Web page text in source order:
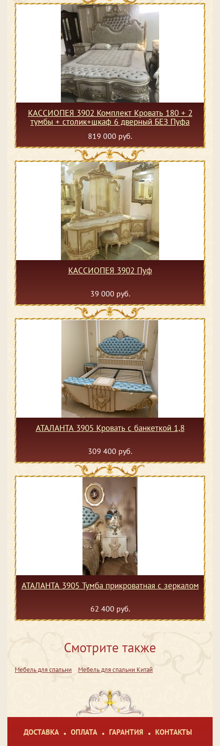
КАССИОПЕЯ 3902 Комплект Кровать 180 + 2
тумбы + столик+шкаф 6 дверный БЕЗ Пуфа
819 000 руб.
КАССИОПЕЯ 3902 Пуф
39 000 руб.
АТАЛАНТА 3905 Кровать с банкеткой 1,8
309 400 руб.
АТАЛАНТА 3905 Тумба прикроватная с зеркалом
62 400 руб.
Смотрите также
Мебель для спальни Мебель для спальни Китай
ДОСТАВКА ОПЛАТА ГАРАНТИЯ КОНТАКТЫ